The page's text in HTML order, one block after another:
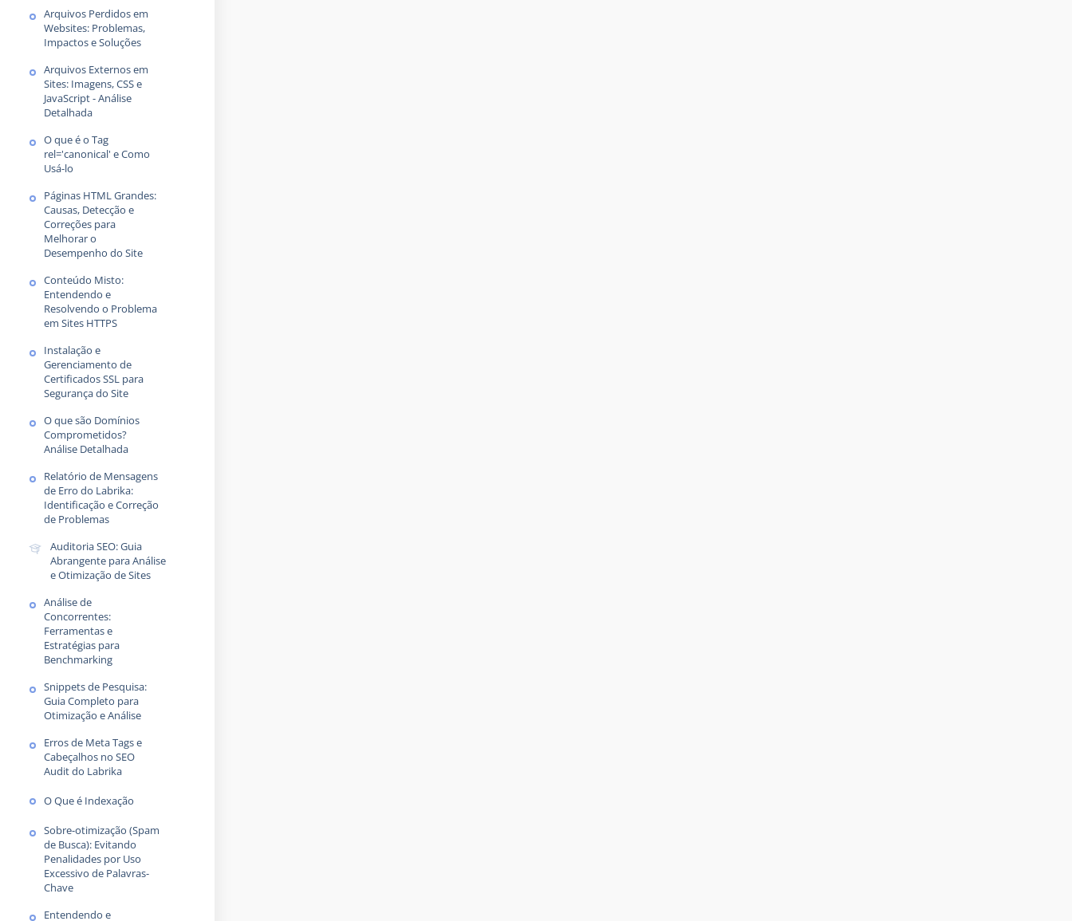
Arquivos Perdidos em
Websites: Problemas,
Impactos e Soluções
Arquivos Externos em
Sites: Imagens, CSS e
JavaScript - Análise
Detalhada
O que é o Tag
rel='canonical' e Como
Usá-lo
Páginas HTML Grandes:
Causas, Detecção e
Correções para
Melhorar o
Desempenho do Site
Conteúdo Misto:
Entendendo e
Resolvendo o Problema
em Sites HTTPS
Instalação e
Gerenciamento de
Certificados SSL para
Segurança do Site
O que são Domínios
Comprometidos?
Análise Detalhada
Relatório de Mensagens
de Erro do Labrika:
Identificação e Correção
de Problemas
Auditoria SEO: Guia
Abrangente para Análise
e Otimização de Sites
Análise de
Concorrentes:
Ferramentas e
Estratégias para
Benchmarking
Snippets de Pesquisa:
Guia Completo para
Otimização e Análise
Erros de Meta Tags e
Cabeçalhos no SEO
Audit do Labrika
O Que é Indexação
Sobre-otimização (Spam
de Busca): Evitando
Penalidades por Uso
Excessivo de Palavras-
Chave
Entendendo e